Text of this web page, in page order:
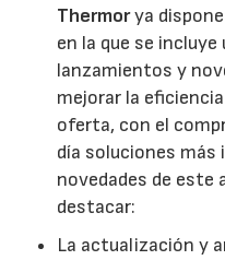
Thermorya
en la que se
lanzamientos y
mejorar la
oferta, con el
día soluciones más
novedades de este
destacar:
La actualización y